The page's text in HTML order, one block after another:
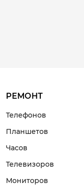
РЕМОНТ
Телефонов
Планшетов
Часов
Телевизоров
Мониторов